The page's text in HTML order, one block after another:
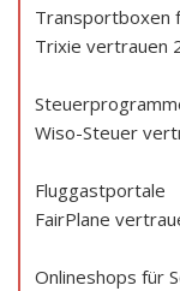
Transportboxen
Trixie vertrauen
Wiso-Steuer
Fluggastportale
FairPlane
Onlineshops für